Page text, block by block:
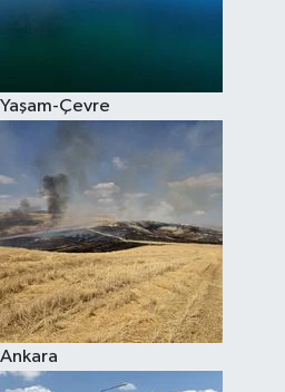
Yaşam-Çevre
Ankara
Kim kimdir?
Kültür Sanat
Sağlık
Siyaset
Teknoloji